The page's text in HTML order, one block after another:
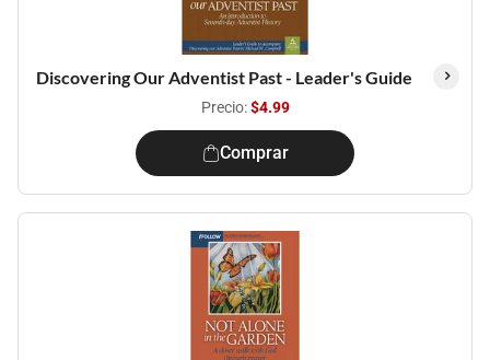
Discovering Our Adventist Past - Leader's Guide
Precio:$4.99
Comprar